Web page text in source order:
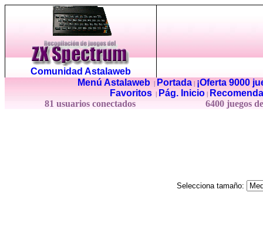
Comunidad Astalaweb
Menú Astalaweb| Portada|
¡Oferta 9000
Favoritos
Pág. Inicio
81 usuarios conectados
6400 juegos
Selecciona tamaño: